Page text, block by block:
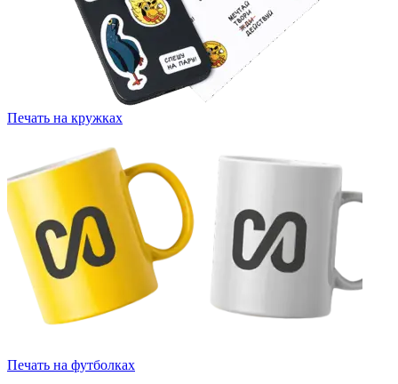
Печать на кружках
Печать на футболках